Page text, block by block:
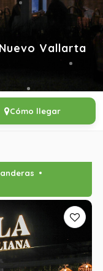
Vallarta
Cómo llegar